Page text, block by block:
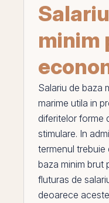
minim
Salariu de baza
marime utila in
diferitelor forme
stimulare. In
termenul trebuie
baza minim brut
fluturas de
deoarece